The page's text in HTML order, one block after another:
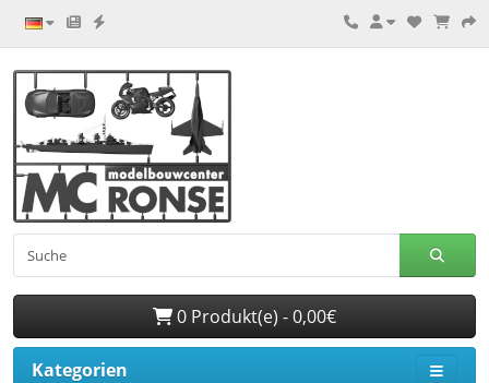
0 Produkt(e) - 0,00€
Kategorien